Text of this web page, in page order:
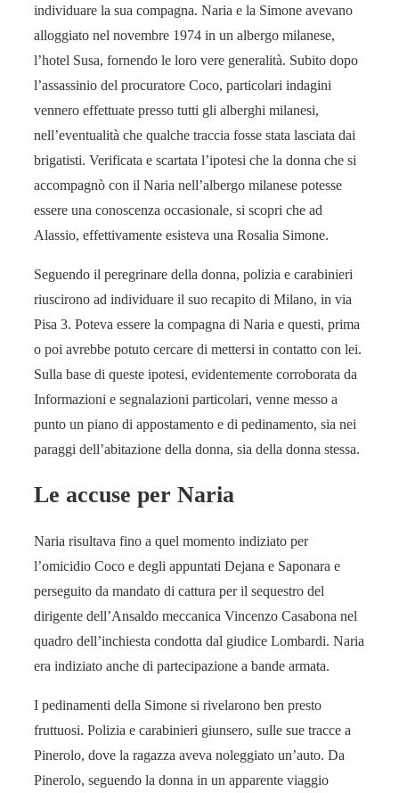
individuare la sua compagna. Naria e la Simone avevano
alloggiato nel novembre 1974 in un albergo milanese,
l’hotel Susa, fornendo le loro vere generalità. Subito dopo
l’assassinio del procuratore Coco, particolari indagini
vennero effettuate presso tutti gli alberghi milanesi,
nell’eventualità che qualche traccia fosse stata lasciata dai
brigatisti. Verificata e scartata l’ipotesi che la donna che si
accompagnò con il Naria nell’albergo milanese potesse
essere una conoscenza occasionale, si scopri che ad
Alassio, effettivamente esisteva una Rosalia Simone.
Seguendo il peregrinare della donna, polizia e carabinieri
riuscirono ad individuare il suo recapito di Milano, in via
Pisa 3. Poteva essere la compagna di Naria e questi, prima
o poi avrebbe potuto cercare di mettersi in contatto con lei.
Sulla base di queste ipotesi, evidentemente corroborata da
Informazioni e segnalazioni particolari, venne messo a
punto un piano di appostamento e di pedinamento, sia nei
paraggi dell’abitazione della donna, sia della donna stessa.
Le accuse per Naria
Naria risultava fino a quel momento indiziato per
l’omicidio Coco e degli appuntati Dejana e Saponara e
perseguito da mandato di cattura per il sequestro del
dirigente dell’Ansaldo meccanica Vincenzo Casabona nel
quadro dell’inchiesta condotta dal giudice Lombardi. Naria
era indiziato anche di partecipazione a bande armata.
I pedinamenti della Simone si rivelarono ben presto
fruttuosi. Polizia e carabinieri giunsero, sulle sue tracce a
Pinerolo, dove la ragazza aveva noleggiato un’auto. Da
Pinerolo, seguendo la donna in un apparente viaggio